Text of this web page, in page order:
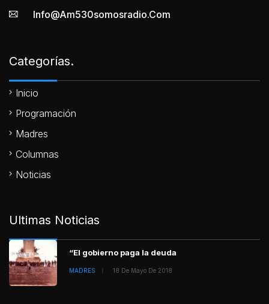
Info@am530somosradio.com
Categorías.
Inicio
Programación
Madres
Columnas
Noticias
Ultimas Noticias
“El gobierno paga la deuda
MADRES 18 De Mayo De 2018